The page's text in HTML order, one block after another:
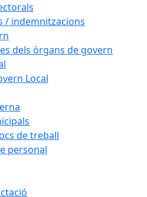
/ indemnitzacions
dels òrgans de govern
Local
de treball
personal